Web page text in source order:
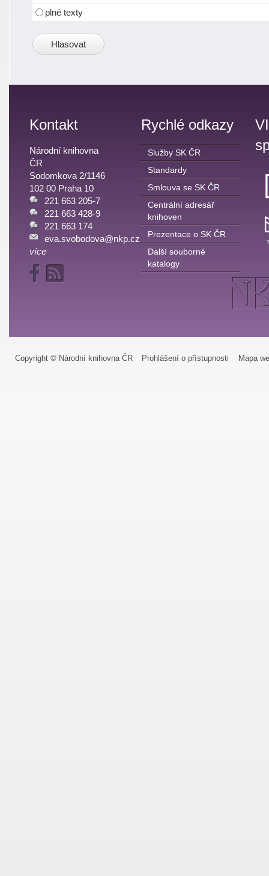
plné texty
Kontakt
Národní knihovna
ČR
Sodomkova 2/1146
102 00 Praha 10
221 663 205-7
221 663 428-9
221 663 174
eva.svobodova@nkp.cz
více
Rychlé odkazy
Služby SK ČR
Standardy
Smlouva se SK ČR
Centrální adresář
knihoven
Prezentace o SK ČR
Další souborné
katalogy
Copyright © Národní knihovna ČR Prohlášení o přístupnosti Mapa